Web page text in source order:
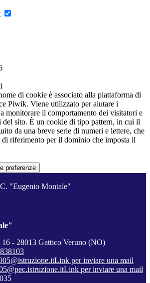
di cookie è associato alla piattaforma di
Piwik. Viene utilizzato per aiutare i
monitorare il comportamento dei visitatori e
del sito. È un cookie di tipo pattern, in cui il
da una breve serie di numeri e lettere, che
di riferimento per il dominio che imposta il
preferenze
"Eugenio Montale"
- 28013 Gattico Veruno (NO)
Link per inviare una mail
Link per inviare una mail